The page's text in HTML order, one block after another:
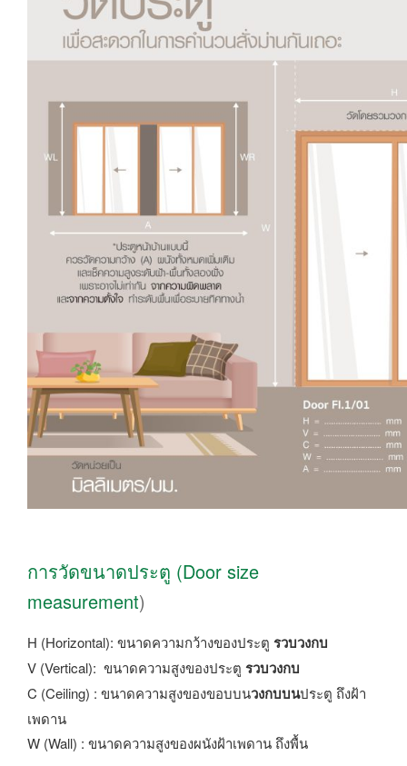
การวัดขนาดประตู (Door size
measurement)
H (Horizontal): ขนาดความกว้างของประตู รวบวงกบ
V (Vertical): ขนาดความสูงของประตู รวบวงกบ
C (Ceiling) : ขนาดความสูงของขอบบนวงกบบนประตู ถึงฝ้า
เพดาน
W (Wall) : ขนาดความสูงของผนังฝ้าเพดาน ถึงพื้น